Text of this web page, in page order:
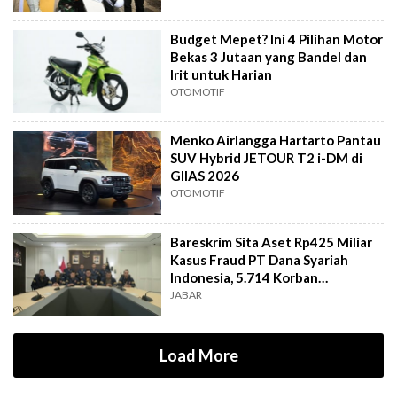
Budget Mepet? Ini 4 Pilihan Motor
Bekas 3 Jutaan yang Bandel dan
Irit untuk Harian
OTOMOTIF
Menko Airlangga Hartarto Pantau
SUV Hybrid JETOUR T2 i-DM di
GIIAS 2026
OTOMOTIF
Bareskrim Sita Aset Rp425 Miliar
Kasus Fraud PT Dana Syariah
Indonesia, 5.714 Korban
Terverifikasai
JABAR
Load More